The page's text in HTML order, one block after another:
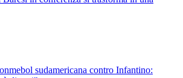
sudamericana contro Infantino: